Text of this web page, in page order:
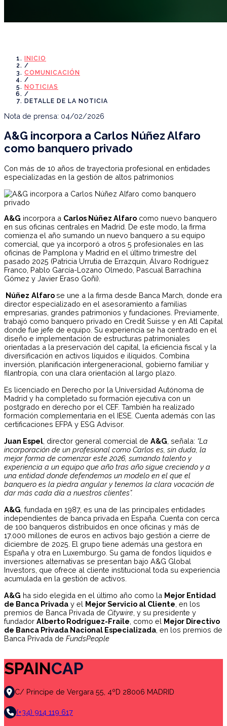
INICIO
/
COMUNICACIÓN
/
NOTICIAS
/
DETALLE DE LA NOTICIA
Nota de prensa: 04/02/2026
A&G incorpora a Carlos Núñez Alfaro
como banquero privado
Con más de 10 años de trayectoria profesional en entidades
especializadas en la gestión de altos patrimonios
A&G incorpora a Carlos Núñez Alfaro como nuevo banquero
en sus oficinas centrales en Madrid. De este modo, la firma
comienza el año sumando un nuevo banquero a su equipo
comercial, que ya incorporó a otros 5 profesionales en las
oficinas de Pamplona y Madrid en el último trimestre del
pasado 2025 (Patricia Urrutia de Errazquin, Álvaro Rodríguez
Franco, Pablo García-Lozano Olmedo, Pascual Barrachina
Gómez y Javier Eraso Goñi).
Núñez Alfarose une a la firma desde Banca March, donde era
director especializado en el asesoramiento a familias
empresarias, grandes patrimonios y fundaciones. Previamente,
trabajó como banquero privado en Credit Suisse y en Atl Capital
donde fue jefe de equipo. Su experiencia se ha centrado en el
diseño e implementación de estructuras patrimoniales
orientadas a la preservación del capital, la eficiencia fiscal y la
diversificación en activos líquidos e ilíquidos. Combina
inversión, planificación intergeneracional, gobierno familiar y
filantropía, con una clara orientación al largo plazo.
Es licenciado en Derecho por la Universidad Autónoma de
Madrid y ha completado su formación ejecutiva con un
postgrado en derecho por el CEF. También ha realizado
formación complementaria en el IESE. Cuenta además con las
certificaciones EFPA y ESG Advisor.
Juan Espel , director general comercial de A&G , señala: “La
incorporación de un profesional como Carlos es, sin duda, la
mejor forma de comenzar este 2026, sumando talento y
experiencia a un equipo que año tras año sigue creciendo y a
una entidad donde defendemos un modelo en el que el
banquero es la piedra angular y tenemos la clara vocación de
dar más cada día a nuestros clientes”.
A&G , fundada en 1987, es una de las principales entidades
independientes de banca privada en España. Cuenta con cerca
de 100 banqueros distribuidos en once oficinas y más de
17.000 millones de euros en activos bajo gestión a cierre de
diciembre de 2025. El grupo tiene además una gestora en
España y otra en Luxemburgo. Su gama de fondos líquidos e
inversiones alternativas se presentan bajo A&G Global
Investors, que ofrece al cliente institucional toda su experiencia
acumulada en la gestión de activos.
A&G ha sido elegida en el último año como la Mejor Entidad
de Banca Privada y el Mejor Servicio al Cliente , en los
premios de Banca Privada de Citywire , y su presidente y
fundador Alberto Rodríguez-Fraile , como el Mejor Directivo
de Banca Privada Nacional Especializada , en los premios de
Banca Privada de FundsPeople
SPAINCAP
C/ Principe de Vergara 55, 4ºD 28006 MADRID
(+34) 914 119 617